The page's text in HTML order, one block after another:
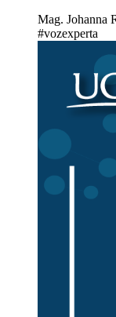
Mag. Johanna
#vozexperta